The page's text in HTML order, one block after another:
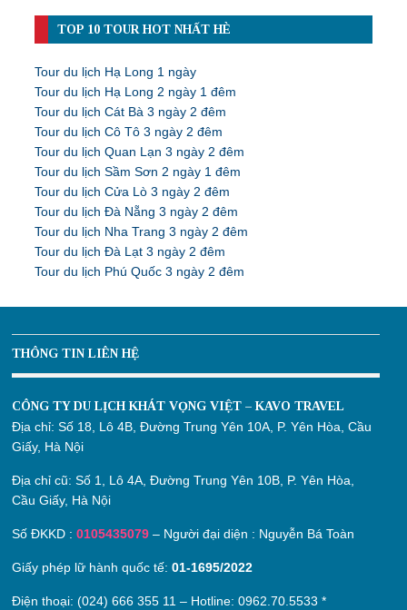
TOP 10 TOUR HOT NHẤT HÈ
Tour du lịch Hạ Long 1 ngày
Tour du lịch Hạ Long 2 ngày 1 đêm
Tour du lịch Cát Bà 3 ngày 2 đêm
Tour du lịch Cô Tô 3 ngày 2 đêm
Tour du lịch Quan Lạn 3 ngày 2 đêm
Tour du lịch Sầm Sơn 2 ngày 1 đêm
Tour du lịch Cửa Lò 3 ngày 2 đêm
Tour du lịch Đà Nẵng 3 ngày 2 đêm
Tour du lịch Nha Trang 3 ngày 2 đêm
Tour du lịch Đà Lạt 3 ngày 2 đêm
Tour du lịch Phú Quốc 3 ngày 2 đêm
THÔNG TIN LIÊN HỆ
CÔNG TY DU LỊCH KHÁT VỌNG VIỆT – KAVO TRAVEL
Địa chỉ:Số 18, Lô 4B, Đường Trung Yên 10A, P. Yên Hòa, Cầu
Giấy, Hà Nội
Địa chỉ cũ:Số 1, Lô 4A, Đường Trung Yên 10B, P. Yên Hòa,
Cầu Giấy, Hà Nội
Số ĐKKD :0105435079 – Người đại diện : Nguyễn Bá Toàn
Giấy phép lữ hành quốc tế:01-1695/2022
Điện thoại: (024) 666 355 11 – Hotline:0962.70.5533 *